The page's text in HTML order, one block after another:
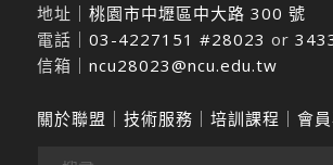
地址｜ 桃園市中壢區中大路 300 號
電話｜ 03-4227151 #28023 or
信箱｜ ncu28023@ncu.edu.tw
關於聯盟 技術服務 培訓課程 會